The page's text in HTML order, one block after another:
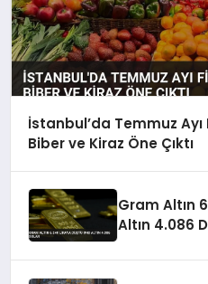
İstanbul’da Temmuz
Biber ve Kiraz Öne Çıktı
Gram Altın
Altın 4.086